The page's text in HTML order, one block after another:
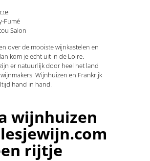
Fumé
Salon
over de mooiste wijnkastelen en
kom je echt uit in de Loire.
er natuurlijk door heel het land
Wijnhuizen en Frankrijk
hand in hand.
wijnhuizen
rijtje